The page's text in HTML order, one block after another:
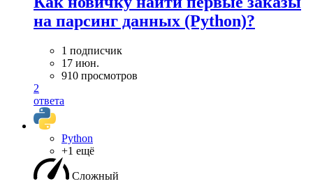
на парсинг данных (Python)?
1 подписчик
17 июн.
910 просмотров
2
ответа
Python
+1 ещё
Сложный